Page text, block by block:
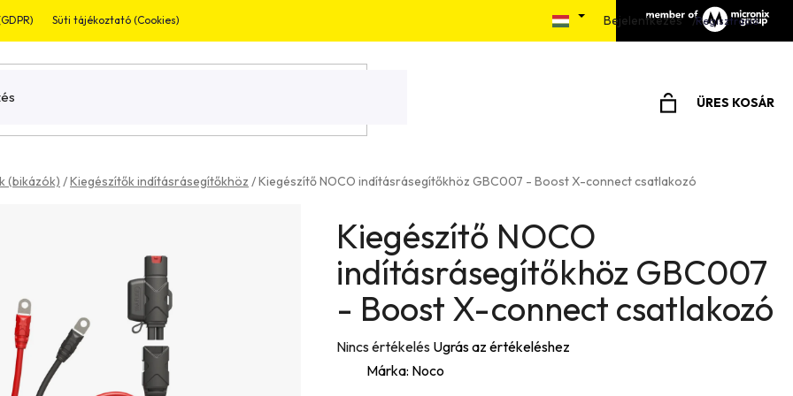
Süti tájékoztató (Cookies) Írjon nekünkBejelentkezés Regisztráció
ÜRES KOSÁR
(bikázók) /Kiegészítők indításrásegítőkhöz /Kiegészítő NOCO indításrásegítőkhöz GBC007 - Boost X-connect csatlakozó
Kiegészítő NOCO
indításrásegítőkhöz GBC007
- Boost X-connect csatlakozó
A
termék
Nincs értékelés Ugrás az értékeléshez
Márka: Noco